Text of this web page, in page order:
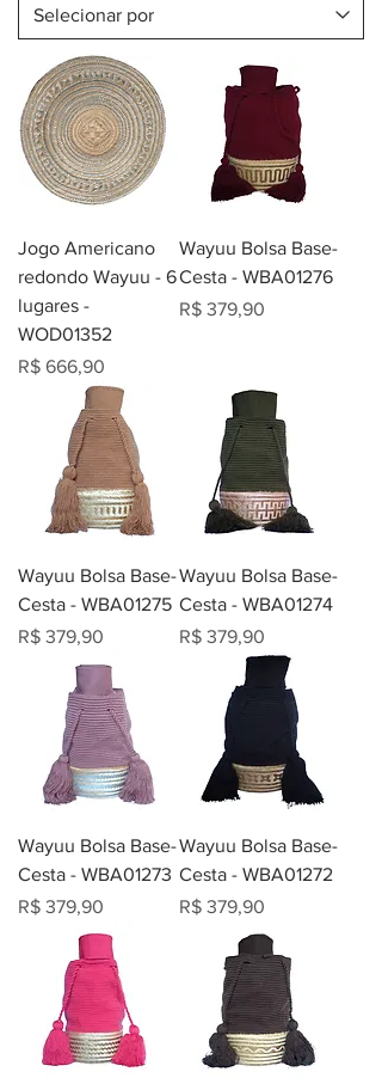
Jogo Americano
redondo Wayuu - 6
lugares -
WOD01352
Preço
R$ 666,90
Wayuu Bolsa Base-
Cesta - WBA01276
Preço
R$ 379,90
Wayuu Bolsa Base-
Cesta - WBA01275
Preço
R$ 379,90
Wayuu Bolsa Base-
Cesta - WBA01274
Preço
R$ 379,90
Wayuu Bolsa Base-
Cesta - WBA01273
Preço
R$ 379,90
Wayuu Bolsa Base-
Cesta - WBA01272
Preço
R$ 379,90